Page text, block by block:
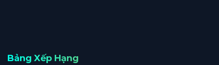
Bảng Xếp Hạng